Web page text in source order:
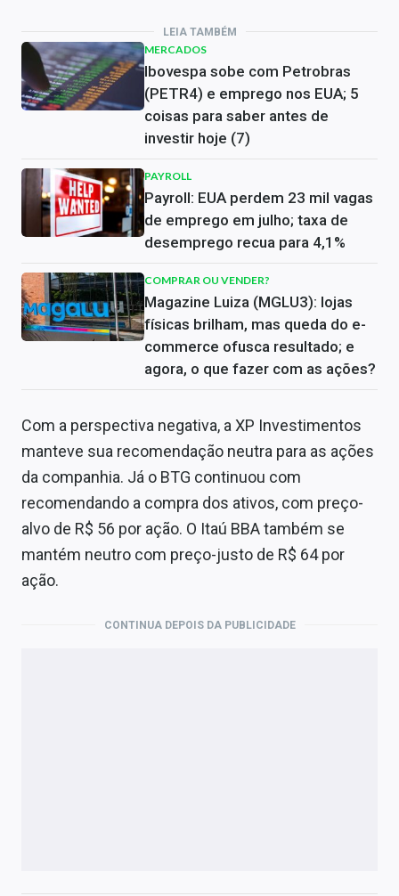
LEIA TAMBÉM
MERCADOS
Ibovespa sobe com Petrobras
(PETR4) e emprego nos EUA; 5
coisas para saber antes de
investir hoje (7)
PAYROLL
Payroll: EUA perdem 23 mil vagas
de emprego em julho; taxa de
desemprego recua para 4,1%
COMPRAR OU VENDER?
Magazine Luiza (MGLU3): lojas
físicas brilham, mas queda do e-
commerce ofusca resultado; e
agora, o que fazer com as ações?
Com a perspectiva negativa, a XP Investimentos
manteve sua recomendação neutra para as ações
da companhia. Já o BTG continuou com
recomendando a compra dos ativos, com preço-
alvo de R$ 56 por ação. O Itaú BBA também se
mantém neutro com preço-justo de R$ 64 por
ação.
CONTINUA DEPOIS DA PUBLICIDADE